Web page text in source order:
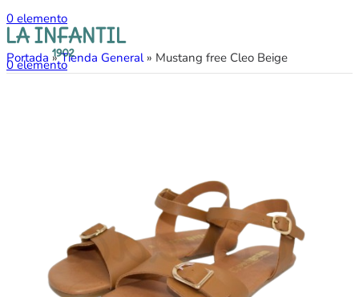
0 elemento
0elemento
Portada »Tienda General» Mustang free Cleo Beige